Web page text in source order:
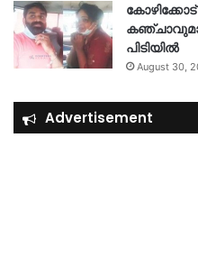
പിടിയിൽ
August 30,
Advertisement